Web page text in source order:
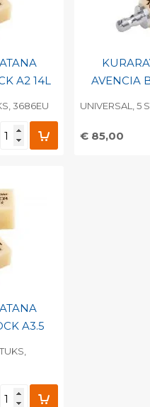
A2 14L
3686EU
AVENCIA
UNIVERSAL, 5
€ 85,00
A3.5